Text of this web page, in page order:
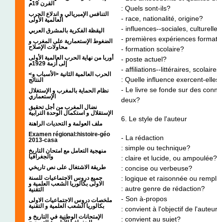
القرن 19م
التنافس الإمبريالي و اندلاع الحرب
العالمية الأولى
اليقظة الفكرية بالمشرق العربي
الضغوط الإستعمارية على المغرب و
محاولات الإصلاح
أوربا من نهاية الحرب العالمية الأولى
إلى أزمة 1929م
<الحرب العالمية الثانية <الأسباب و
النتائج
نظام الحماية بالمغرب و الإستغلال
الإستعماري
نضال المغرب من أجل تحقيق
الإستقلال و استكمال الوحدة الترابية
ملف العولمة و التحديات الراهنة
Examen régional:histoire-géo
2013-casa
منهجية التعامل مع امتحان التاريخ
والجغرافيا
طريقة الاشتغال على نص تاريخي
جميع دروس الاجتماعيات للسنة
الاولى بكالوريا الشعب العلمية و
التقنية
ملخصات دروس الاجتماعيات الاولى
بكالوريا الشعب العلمية و التقنية
الإمتحانات الوطنية في التاريخ و
: Quels sont-ils?
- race, nationalité, origine?
- influences--sociales,
- premières expériences
- formation scolaire?
- poste actuel?
- affiliations--littéraires,
: Quelle influence exercent-
- Le livre se fonde sur des
deux?
6. Le style de l'auteur
- La rédaction
: simple ou technique?
: claire et lucide, ou ampoulée?
: concise ou verbeuse?
: logique et raisonnée ou
: autre genre de rédaction?
- Son à-propos
: convient à l'objectif de
: convient au sujet?